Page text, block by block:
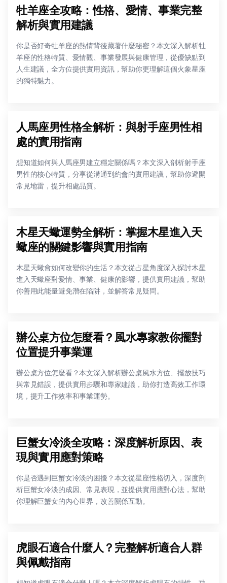
牡羊座全攻略：性格、愛情、事業完整
解析與實用建議
你是否好奇牡羊座的熱情背後藏著什麼秘密？本文深入解析牡
羊座的性格特質、愛情觀、事業發展與健康管理，從優缺點到
人生建議，全方位提供實用資訊，幫助你更理解這個火象星座
的獨特魅力。
人馬座男性格全解析：與射手座男性相
處的實用指南
想知道如何與人馬座男建立穩定關係嗎？本文深入剖析射手座
男性的核心特質，分享從溝通到約會的實用建議，幫助你避開
常見地雷，提升相處品質。
木星天蠍運勢全解析：掌握木星進入天
蠍座的關鍵影響與實用指南
木星天蠍會如何改變你的生活？本文從占星角度深入探討木星
進入天蠍座對愛情、事業、健康的影響，提供實用建議，幫助
你善用此能量避免潛在陷阱，並解答常見疑問。
辦公桌方位怎麼看？風水專家教你擺對
位置提升事業運
辦公桌方位怎麼看？本文深入解析辦公桌風水方位、擺放技巧
與常見錯誤，提供實用步驟和專家建議，助你打造高效工作環
境，提升工作效率和事業運勢。
巨蟹女冷淡全攻略：深度解析原因、表
現與實用應對策略
你是否遇到巨蟹女冷淡的困擾？本文從星座性格切入，深度剖
析巨蟹女冷淡的成因、常見表現，並提供實用應對心法，幫助
你理解巨蟹女的內心世界，改善關係互動。
虎眼石適合什麼人？完整解析適合人群
與佩戴指南